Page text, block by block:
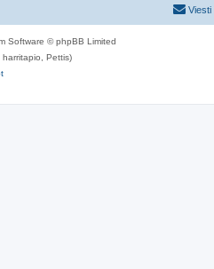
Viesti
Software © phpBB Limited
Pettis)